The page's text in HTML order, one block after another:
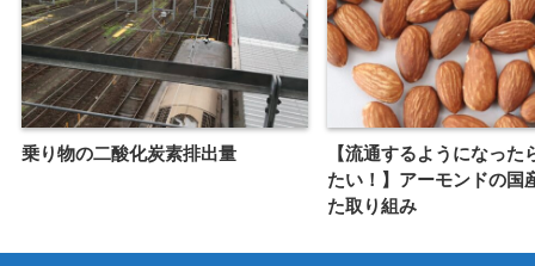
乗り物の二酸化炭素排出量
【流通するようになった
たい！】アーモンドの国
た取り組み